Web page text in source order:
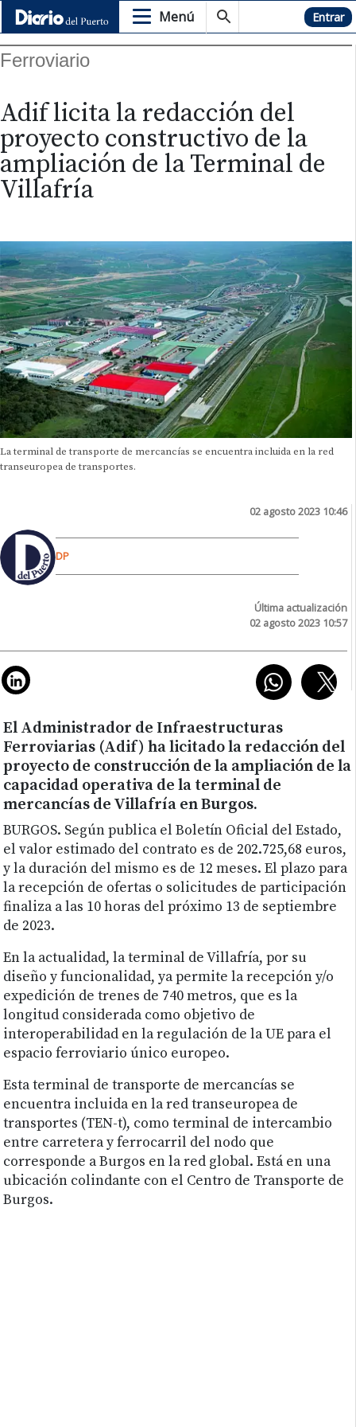
Menú Hemeroteca Entrar
Ferroviario
Adif licita la redacción del
proyecto constructivo de la
ampliación de la Terminal de
Villafría
La terminal de transporte de mercancías se encuentra incluida en la red
transeuropea de transportes.
02 agosto 2023 10:46
DP
Última actualización
02 agosto 2023 10:57
El Administrador de Infraestructuras
Ferroviarias (Adif) ha licitado la redacción del
proyecto de construcción de la ampliación de la
capacidad operativa de la terminal de
mercancías de Villafría en Burgos.
BURGOS. Según publica el Boletín Oficial del Estado,
el valor estimado del contrato es de 202.725,68 euros,
y la duración del mismo es de 12 meses. El plazo para
la recepción de ofertas o solicitudes de participación
finaliza a las 10 horas del próximo 13 de septiembre
de 2023.
En la actualidad, la terminal de Villafría, por su
diseño y funcionalidad, ya permite la recepción y/o
expedición de trenes de 740 metros, que es la
longitud considerada como objetivo de
interoperabilidad en la regulación de la UE para el
espacio ferroviario único europeo.
Esta terminal de transporte de mercancías se
encuentra incluida en la red transeuropea de
transportes (TEN-t), como terminal de intercambio
entre carretera y ferrocarril del nodo que
corresponde a Burgos en la red global. Está en una
ubicación colindante con el Centro de Transporte de
Burgos.